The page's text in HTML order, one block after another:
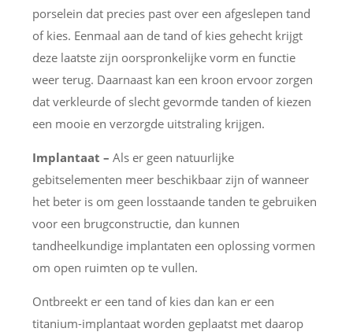
porselein dat precies past over een afgeslepen tand
of kies. Eenmaal aan de tand of kies gehecht krijgt
deze laatste zijn oorspronkelijke vorm en functie
weer terug. Daarnaast kan een kroon ervoor zorgen
dat verkleurde of slecht gevormde tanden of kiezen
een mooie en verzorgde uitstraling krijgen.
Implantaat – Als er geen natuurlijke
gebitselementen meer beschikbaar zijn of wanneer
het beter is om geen losstaande tanden te gebruiken
voor een brugconstructie, dan kunnen
tandheelkundige implantaten een oplossing vormen
om open ruimten op te vullen.
Ontbreekt er een tand of kies dan kan er een
titanium-implantaat worden geplaatst met daarop